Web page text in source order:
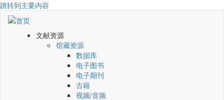
跳转到主要内容
文献资源
馆藏资源
数据库
电子图书
电子期刊
古籍
视频/音频